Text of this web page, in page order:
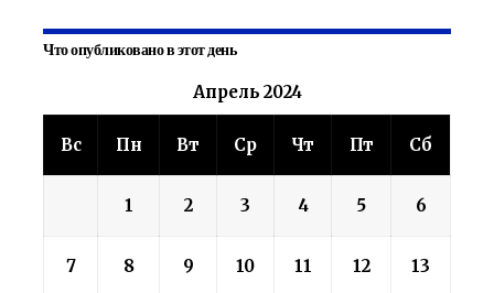
Что опубликовано в этот день
Апрель 2024
Вс Пн Вт Ср Чт Пт Сб
1 2 3 4 5 6
7 8 9 10 11 12 13